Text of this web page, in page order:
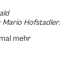
Mario Hofstadler.
mehr